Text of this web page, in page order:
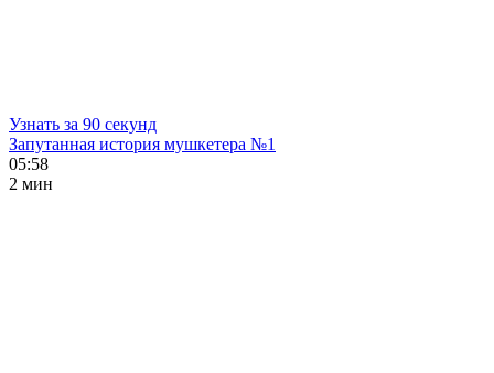
Узнать за 90 секунд
Запутанная история мушкетера №1
05:58
2 мин